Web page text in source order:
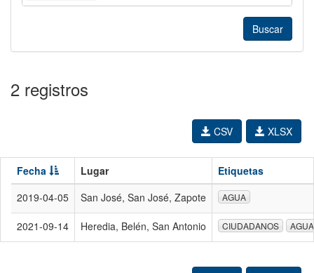
2 registros
XLSX
CSV
Fecha Lugar
Etiquetas
2019-04-05
San José, San José, Zapote AGUA
2021-09-14 Heredia, Belén, San Antonio CIUDADANOS AGUA